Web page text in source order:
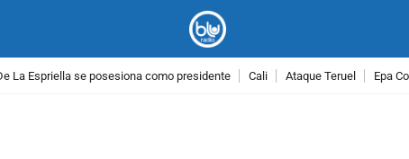
La Espriella se posesiona como presidente Cali Ataque Teruel Epa